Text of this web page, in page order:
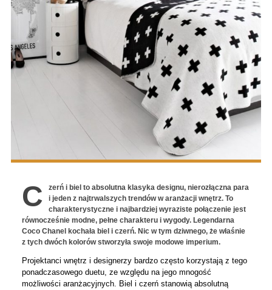
C
zerń i biel to absolutna klasyka designu, nierozłączna para
i jeden z najtrwalszych trendów w aranżacji wnętrz. To
charakterystyczne i najbardziej wyraziste połączenie jest
równocześnie modne, pełne charakteru i wygody. Legendarna
Coco Chanel kochała biel i czerń. Nic w tym dziwnego, że właśnie
z tych dwóch kolorów stworzyła swoje modowe imperium.
Projektanci wnętrz i designerzy bardzo często korzystają z tego
ponadczasowego duetu, ze względu na jego mnogość
możliwości aranżacyjnych. Biel i czerń stanowią absolutną